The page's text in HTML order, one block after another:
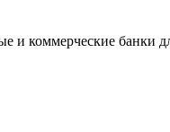
и коммерческие банки